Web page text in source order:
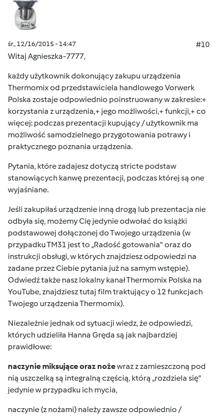
śr., 12/16/2015 - 14:47
#10
Witaj Agnieszka-7777,
każdy użytkownik dokonujący zakupu urządzenia
Thermomix od przedstawiciela handlowego Vorwerk
Polska zostaje odpowiednio poinstruowany w zakresie:+
korzystania z urządzenia,+ jego możliwości,+ funkcji,+ co
więcej: podczas prezentacji kupujący / użytkownik ma
możliwość samodzielnego przygotowania potrawy i
praktycznego poznania urządzenia.
Pytania, które zadajesz dotyczą stricte podstaw
stanowiących kanwę prezentacji, podczas której są one
wyjaśniane.
Jeśli zakupiłaś urządzenie inną drogą lub prezentacja nie
odbyła się, możemy Cię jedynie odwołać do książki
podstawowej dołączonej do Twojego urządzenia (w
przypadku TM31 jest to „Radość gotowania" oraz do
instrukcji obsługi, w których znajdziesz odpowiedzi na
zadane przez Ciebie pytania już na samym wstępie).
Odwiedź także nasz lokalny kanał Thermomix Polska na
YouTube, znajdziesz tutaj film traktujący o 12 funkcjach
Twojego urządzenia Thermomix).
Niezależnie jednak od sytuacji wiedz, że odpowiedzi,
których udzieliła Hanna Gręda są jak najbardziej
prawidłowe:
naczynie miksujące oraz nożewraz z zamieszczoną pod
nią uszczelką są integralną częścią, którą „rozdziela się"
jedynie w przypadku ich mycia,
naczynie (z nożami) należy zawsze odpowiednio /